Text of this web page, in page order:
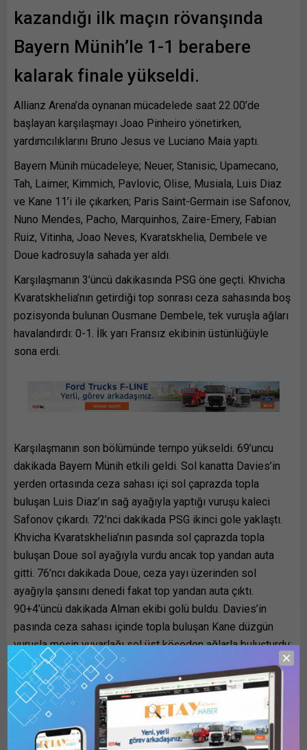
kazandığı ilk maçın rövanşında
Bayern Münih’le 1-1 berabere
kalarak finale yükseldi.
Allianz Arena’da oynanan mücadelede saat 22.00’de
başlayan karşılaşmayı Joao Pinheiro yönetirken,
yardımcılıklarını Bruno Jesus ve Luciano Maia yaptı.
Bayern Münih mücadeleye; Neuer, Stanisic, Upamecano,
Tah, Laimer, Kimmich, Pavlovic, Olise, Musiala, Luis Diaz
ve Kane 11’i ile çıkarken; Paris Saint-Germain ise Safonov,
Nuno Mendes, Pacho, Marquinhos, Zaire-Emery, Fabian
Ruiz, Vitinha, Joao Neves, Kvaratskhelia, Dembele ve
Doue kadrosuyla sahada yer aldı.
Karşılaşmanın 3’üncü dakikasında PSG öne geçti. Khvicha
Kvaratskhelia’nın getirdiği top sonrası ceza sahasında boş
pozisyonda bulunan Ousmane Dembele, tek vuruşla ağları
havalandırdı: 0-1. İlk yarı Fransız ekibinin üstünlüğüyle
sona erdi.
Karşılaşmanın son bölümünde tempo yükseldi. 69’uncu
dakikada Bayern Münih etkili geldi. Sol kanatta Davies’in
yerden ortasında ceza sahası içi sol çaprazda topla
buluşan Luis Diaz’ın sağ ayağıyla yaptığı vuruşu kaleci
Safonov çıkardı. 72’nci dakikada PSG ikinci gole yaklaştı.
Khvicha Kvaratskhelia’nın pasında sol çaprazda topla
buluşan Doue sol ayağıyla vurdu ancak top yandan auta
gitti. 76’ncı dakikada Doue, ceza yayı üzerinden sol
ayağıyla şansını denedi fakat top yandan auta çıktı.
90+4’üncü dakikada Alman ekibi golü buldu. Davies’in
pasında ceza sahası içinde topla buluşan Kane düzgün
vuruşla meşin yuvarlağı sol üst köşeden ağlarla buluşturdu:
1-1. Kalan sürede başka gol olmazken ilk maçı 5-4
kazanan PSG finale yükseldi.
PSG ile Arsenal, 30 Mayıs’ta Macaristan’nın Budapeşte
şehrindeki Puskas Arena’da karşı karşıya gelecek.